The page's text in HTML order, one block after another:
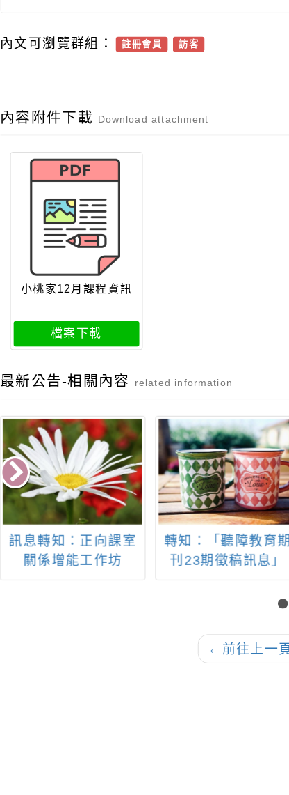
內文可瀏覽群組： 註冊會員 訪客
內容附件下載 Download attachment
小桃家12月課程資訊
檔案下載
最新公告-相關內容 related information
訊息轉知：正向課室
關係增能工作坊
轉知：「聽障教育期
刊23期徵稿訊息」
← 前往上一